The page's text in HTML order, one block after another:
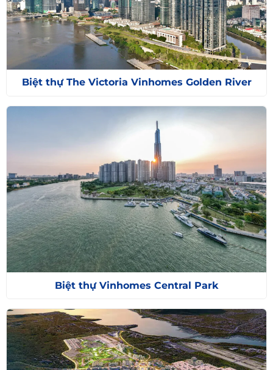
Biệt thự The Victoria Vinhomes Golden River
Biệt thự Vinhomes Central Park